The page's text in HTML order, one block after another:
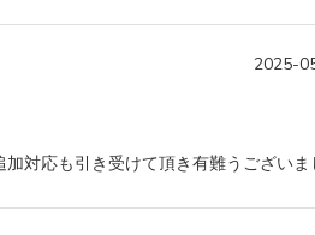
2025-
対応も引き受けて頂き有難うございま